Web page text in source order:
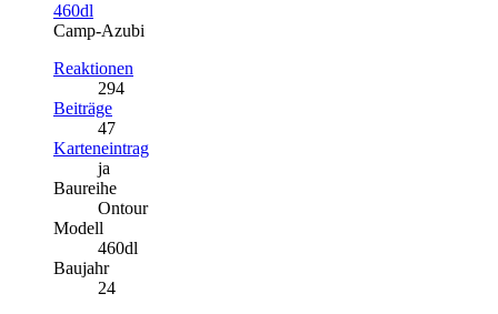
460dl
Camp-Azubi
Reaktionen
294
Beiträge
47
Karteneintrag
ja
Baureihe
Ontour
Modell
460dl
Baujahr
24